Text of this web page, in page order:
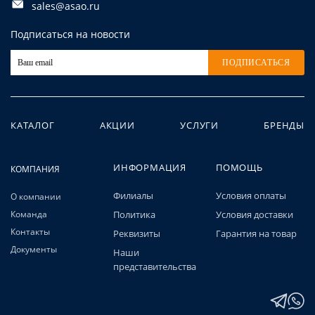
sales@asao.ru
Подписаться на новости
ПОДПИСАТЬСЯ
КАТАЛОГ АКЦИИ УСЛУГИ БРЕНДЫ
КОМПАНИЯ
О компании
Команда
Контакты
Документы
ИНФОРМАЦИЯ
Филиалы
Политика
Реквизиты
Наши
представительства
ПОМОЩЬ
Условия оплаты
Условия доставки
Гарантия на товар